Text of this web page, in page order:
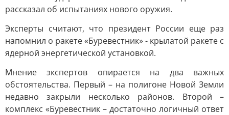
рассказал об испытаниях нового оружия.
Эксперты считают, что президент России еще раз
напомнил о ракете «Буревестник» - крылатой ракете с
ядерной энергетической установкой.
Мнение экспертов опирается на два важных
обстоятельства. Первый – на полигоне Новой Земли
недавно закрыли несколько районов. Второй –
комплекс «Буревестник – достаточно логичный ответ